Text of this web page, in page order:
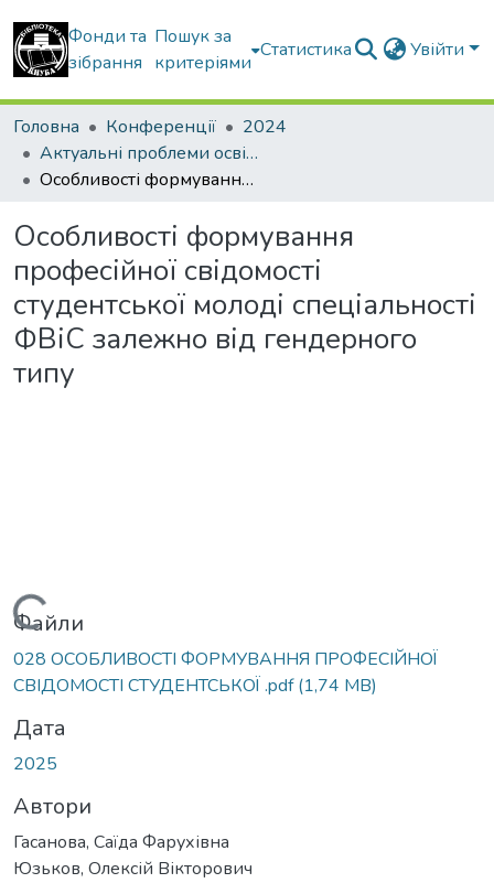
Фонди та
зібрання
Пошук за
критеріями
Статистика Увійти
Головна Конференції
2024
Актуальні проблеми освітнього процесу в контексті європейського вибору України
Особливості формування професійної свідомості студентської молоді спеціальності ФВіС залежно від гендерного типу
Особливості формування
професійної свідомості
студентської молоді спеціальності
ФВіС залежно від гендерного
типу
Вантажиться...
Файли
028 ОСОБЛИВОСТІ ФОРМУВАННЯ ПРОФЕСІЙНОЇ
СВІДОМОСТІ СТУДЕНТСЬКОЇ .pdf(1,74 MB)
Дата
2025
Автори
Гасанова, Саїда Фарухівна
Юзьков, Олексій Вікторович